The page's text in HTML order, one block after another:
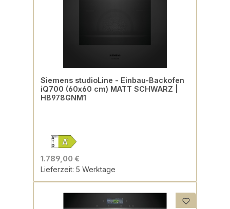
Siemens studioLine - Einbau-Backofen
iQ700 (60x60 cm) MATT SCHWARZ |
HB978GNM1
1.789,00 €
Lieferzeit: 5 Werktage